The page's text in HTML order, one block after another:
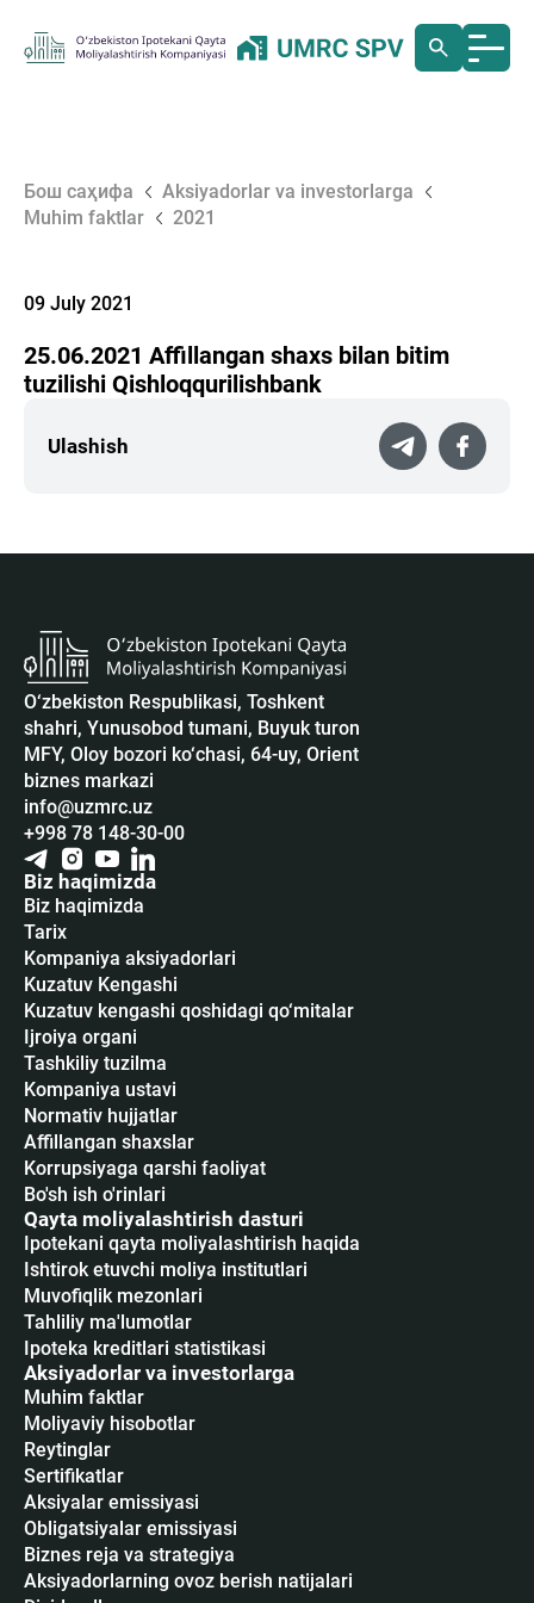
Бош саҳифа
Aksiyadorlar va investorlarga
Muhim faktlar
2021
09 July 2021
25.06.2021 Аffillangan shaxs bilan bitim
tuzilishi Qishloqqurilishbank
Ulashish
O‘zbekiston Respublikasi, Toshkent
shahri, Yunusobod tumani, Buyuk turon
MFY, Oloy bozori ko‘chasi, 64-uy, Orient
biznes markazi
info@uzmrc.uz
+998 78 148-30-00
Biz haqimizda
Biz haqimizda
Tarix
Kompaniya aksiyadorlari
Kuzatuv Kengashi
Kuzatuv kengashi qoshidagi qo‘mitalar
Ijroiya organi
Tashkiliy tuzilma
Kompaniya ustavi
Normativ hujjatlar
Affillangan shaxslar
Korrupsiyaga qarshi faoliyat
Bo'sh ish o'rinlari
Qayta moliyalashtirish dasturi
Ipotekani qayta moliyalashtirish haqida
Ishtirok etuvchi moliya institutlari
Muvofiqlik mezonlari
Tahliliy ma'lumotlar
Ipoteka kreditlari statistikasi
Aksiyadorlar va investorlarga
Muhim faktlar
Moliyaviy hisobotlar
Reytinglar
Sertifikatlar
Аksiyalar emissiyasi
Obligatsiyalar emissiyasi
Biznes reja va strategiya
Aksiyadorlarning ovoz berish natijalari